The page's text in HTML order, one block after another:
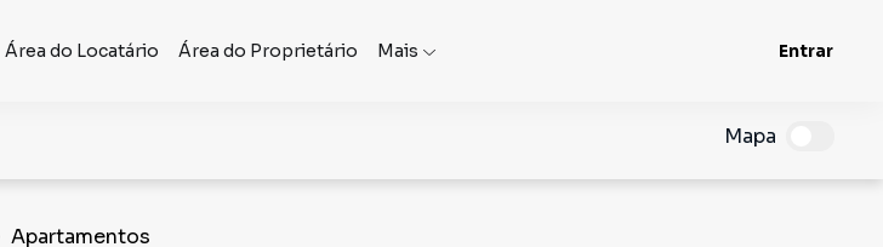
Área do Locatário Área do Proprietário Mais Entrar
Mapa
Apartamentos